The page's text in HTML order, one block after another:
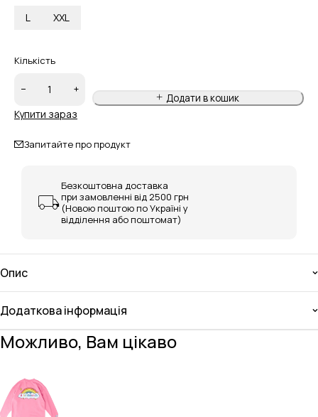
L XXL
Кількість
Додати в кошик
Купити зараз
Запитайте про продукт
Безкоштовна доставка
при замовленні від 2500 грн
(Новою поштою по Україні у
відділення або поштомат)
Опис
Додаткова інформація
Можливо, Вам цікаво